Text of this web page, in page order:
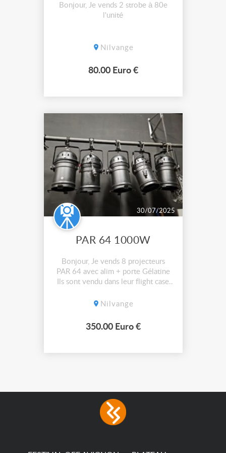
Bonjour, Je vends 2 strobe à 80e
l'unité
Nilvange
80.00 Euro €
30/07/2025
PAR 64 1000W
Bonjour, Je vends 8 projecteurs
PAR 64 avec alim + porte Gélatine
Ils sont vendu dans leur flight case
Nilvange
350.00 Euro €